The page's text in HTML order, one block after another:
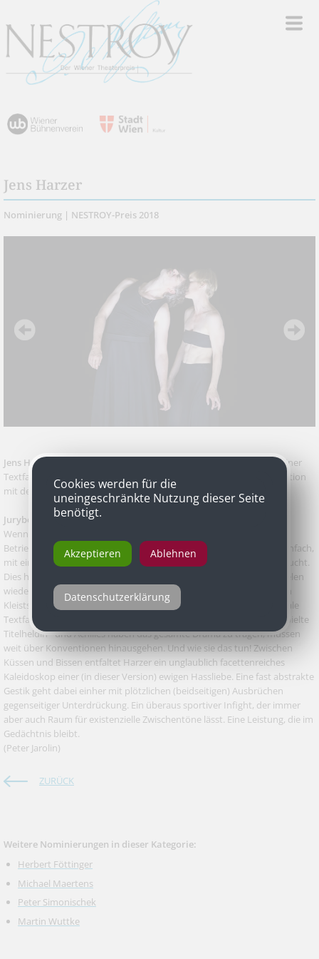
Jens Harzer
Nominierung | NESTROY-Preis 2018
Jens Harzer
als Achilles in „Penthesilea“ von Heinrich von Kleist in einer
Textfassung von Vasco Boenisch, Salzburger Festspiele in Koproduktion
mit dem Schauspielhaus Bochum
Jurybegründung
Wenn er auf der Bühne steht, ändert sich die sprichwörtliche
Betriebstemperatur einer Aufführung sofort. Denn Jens Harzer ist einfach,
mit einer körperlichen und sprachlichen Präsenz, die ihresgleichen sucht.
Dies hat der deutsche Schauspieler auch bei den Salzburger Festspielen
wieder bewiesen. Und zwar in seiner Rolle als Achilles in Heinrich von
Kleists „Penthesilea“. Vasco Boenisch hat für dieses Stück eine radikale
Textfassung erstellt. Nur die - von Sandra Hüller ebenso intensive spielte
Titelheldin - und Achilles haben das gesamte Drama zu tragen, müssen
weit über Konventionen hinausgehen. Und wie sie das tun! Zwischen
Küssen und Bissen entfaltet Harzer ein unglaublich facettenreiches
Kaleidoskop einer (in dieser Version) ewigen Hassliebe. Eine fast abstrakte
Gestik geht dabei einher mit plötzlichen (beidseitigen) Ausbrüchen
gegenseitiger Unterdrückung. Ein überaus sportiver Infight, der immer
aber auch Raum für existenzielle Zwischentöne lässt. Eine Leistung, die im
Gedächtnis bleibt.
(Peter Jarolin)
ZURÜCK
Weitere Nominierungen in dieser Kategorie:
Herbert Föttinger
Michael Maertens
Peter Simonischek
Martin Wuttke
Cookies werden für die
uneingeschränkte Nutzung dieser Seite
benötigt.
Akzeptieren Ablehnen
Datenschutzerklärung